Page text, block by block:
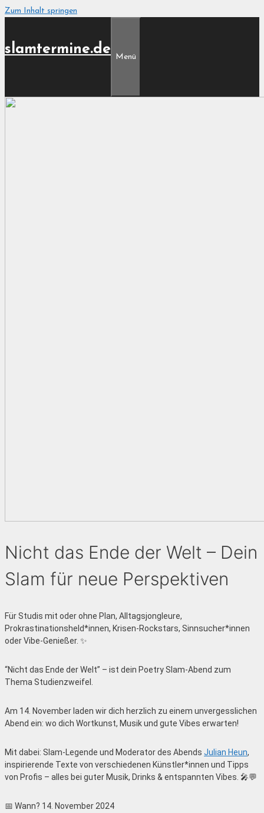
Zum Inhalt springen
slamtermine.de
Menü
Nicht das Ende der Welt – Dein
Slam für neue Perspektiven
Für Studis mit oder ohne Plan, Alltagsjongleure,
Prokrastinationsheld*innen, Krisen-Rockstars, Sinnsucher*innen
oder Vibe-Genießer. ✨
“Nicht das Ende der Welt” – ist dein Poetry Slam-Abend zum
Thema Studienzweifel.
Am 14. November laden wir dich herzlich zu einem unvergesslichen
Abend ein: wo dich Wortkunst, Musik und gute Vibes erwarten!
Mit dabei: Slam-Legende und Moderator des Abends Julian Heun,
inspirierende Texte von verschiedenen Künstler*innen und Tipps
von Profis – alles bei guter Musik, Drinks & entspannten Vibes. 🎤💬
📅 Wann? 14. November 2024